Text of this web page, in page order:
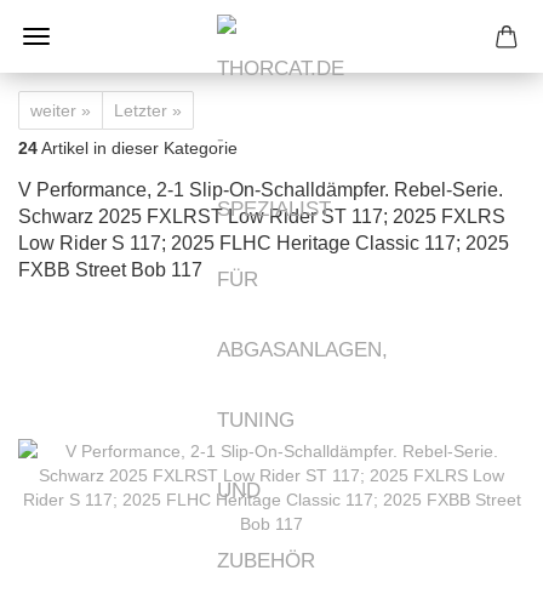
weiter »
Letzter »
24Artikel in dieser Kategorie
V Performance, 2-1 Slip-On-Schalldämpfer. Rebel-Serie.
Schwarz 2025 FXLRST Low Rider ST 117; 2025 FXLRS
Low Rider S 117; 2025 FLHC Heritage Classic 117; 2025
FXBB Street Bob 117